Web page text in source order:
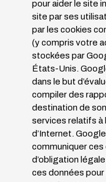
pour aider le site
site par ses
par les cookies
(y compris votre
stockées par
États-Unis.
dans le but
compiler des
destination de
services relatifs à
d’Internet.
communiquer ces
d’obligation
ces données